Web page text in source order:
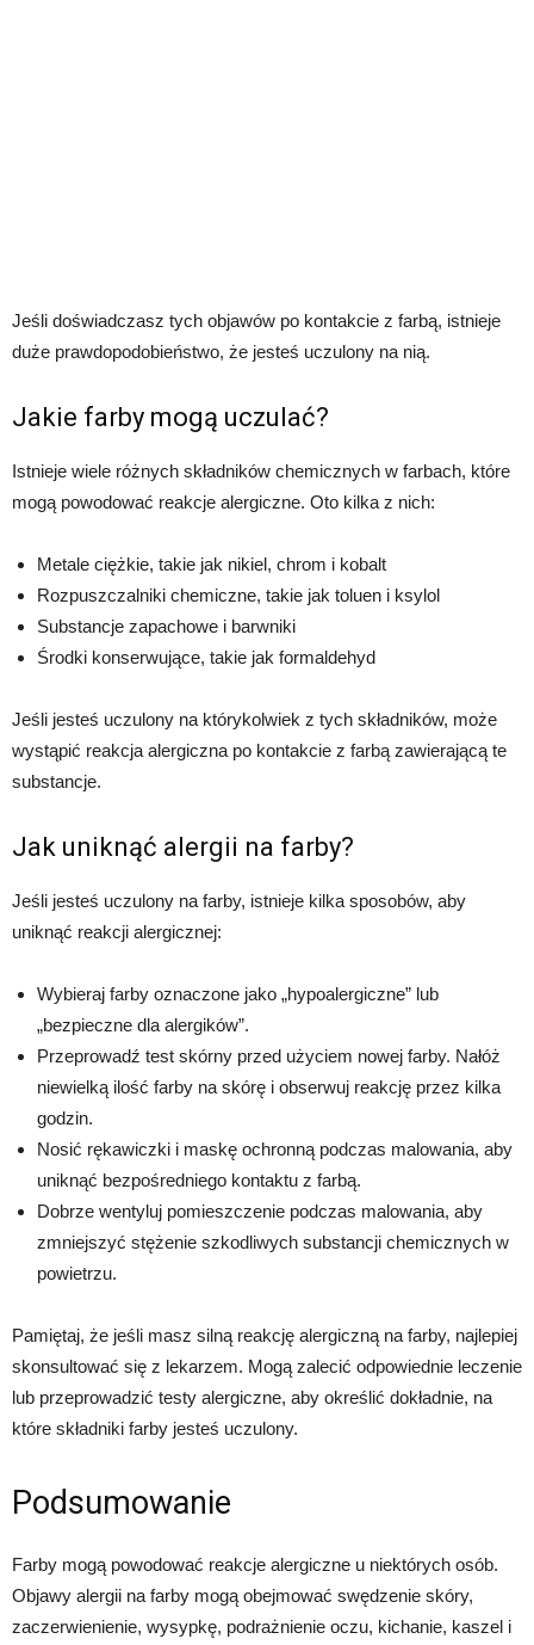
Jeśli doświadczasz tych objawów po kontakcie z farbą, istnieje
duże prawdopodobieństwo, że jesteś uczulony na nią.
Jakie farby mogą uczulać?
Istnieje wiele różnych składników chemicznych w farbach, które
mogą powodować reakcje alergiczne. Oto kilka z nich:
Metale ciężkie, takie jak nikiel, chrom i kobalt
Rozpuszczalniki chemiczne, takie jak toluen i ksylol
Substancje zapachowe i barwniki
Środki konserwujące, takie jak formaldehyd
Jeśli jesteś uczulony na którykolwiek z tych składników, może
wystąpić reakcja alergiczna po kontakcie z farbą zawierającą te
substancje.
Jak uniknąć alergii na farby?
Jeśli jesteś uczulony na farby, istnieje kilka sposobów, aby
uniknąć reakcji alergicznej:
Wybieraj farby oznaczone jako „hypoalergiczne” lub
„bezpieczne dla alergików”.
Przeprowadź test skórny przed użyciem nowej farby. Nałóż
niewielką ilość farby na skórę i obserwuj reakcję przez kilka
godzin.
Nosić rękawiczki i maskę ochronną podczas malowania, aby
uniknąć bezpośredniego kontaktu z farbą.
Dobrze wentyluj pomieszczenie podczas malowania, aby
zmniejszyć stężenie szkodliwych substancji chemicznych w
powietrzu.
Pamiętaj, że jeśli masz silną reakcję alergiczną na farby, najlepiej
skonsultować się z lekarzem. Mogą zalecić odpowiednie leczenie
lub przeprowadzić testy alergiczne, aby określić dokładnie, na
które składniki farby jesteś uczulony.
Podsumowanie
Farby mogą powodować reakcje alergiczne u niektórych osób.
Objawy alergii na farby mogą obejmować swędzenie skóry,
zaczerwienienie, wysypkę, podrażnienie oczu, kichanie, kaszel i